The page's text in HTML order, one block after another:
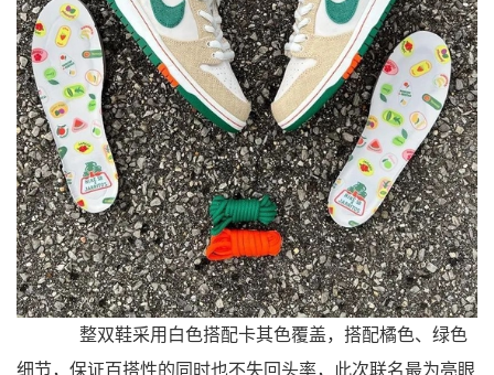
整双鞋采用白色搭配卡其色覆盖，搭配橘色、绿色
细节，保证百搭性的同时也不失回头率，此次联名最为亮眼